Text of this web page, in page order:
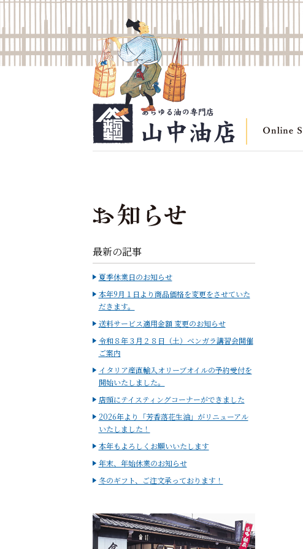
最新の記事
夏季休業日のお知らせ
本年9月１日より商品価格を変更をさせていた
だきます。
送料サービス適用金額 変更のお知らせ
令和８年３月２８日（土）ベンガラ講習会開催
ご案内
イタリア産直輸入オリーブオイルの予約受付を
開始いたしました。
店頭にテイスティングコーナーができました
2026年より「芳香落花生油」がリニューアル
いたしました！
本年もよろしくお願いいたします
年末、年始休業のお知らせ
冬のギフト、ご注文承っております！